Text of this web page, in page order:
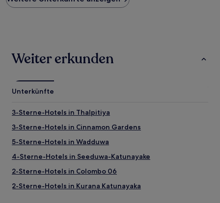
Nacht,
24 Stunden
für
mit
1 Übernachtung
2 Erwachsenen
wurde.
Preise
Verfügbarkeiten
sich
ändern.
Weiter erkunden
Unterkünfte
3-Sterne-Hotels in Thalpitiya
3-Sterne-Hotels in Cinnamon Gardens
5-Sterne-Hotels in Wadduwa
4-Sterne-Hotels in Seeduwa-Katunayake
2-Sterne-Hotels in Colombo 06
2-Sterne-Hotels in Kurana Katunayaka